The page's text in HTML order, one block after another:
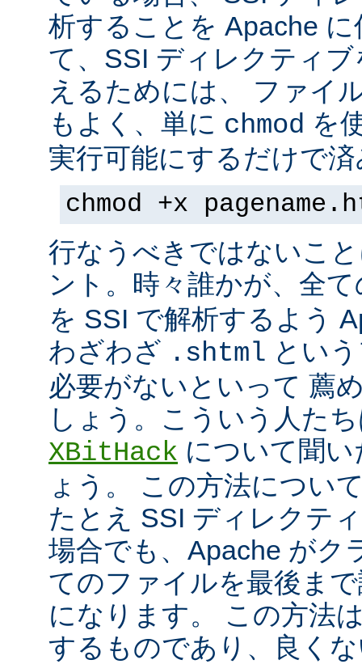
析することを Apache
て、SSI ディレクティ
えるためには、 ファイ
もよく、単に chmod を
実行可能にするだけで
chmod +x
行なうべきではないこ
ント。時々誰かが、全
を SSI で解析するよう
わざわざ .shtml とい
必要がないといって 薦
しょう。こういう人た
XBitHack について聞
ょう。 この方法につい
たとえ SSI ディレクテ
場合でも、Apache がク
てのファイルを最後ま
になります。 この方法
するものであり、良く